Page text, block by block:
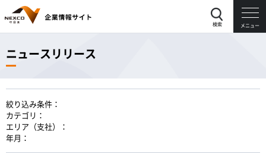
検索 メニュー
ニュースリリース
絞り込み条件：
カテゴリ：
エリア（支社）：
年月：